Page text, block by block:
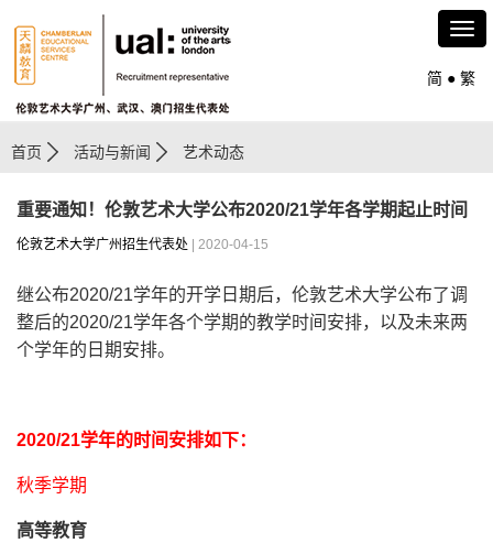
简 ● 繁
首页 活动与新闻 艺术动态
重要通知！伦敦艺术大学公布2020/21学年各学期起止时间
伦敦艺术大学广州招生代表处 | 2020-04-15
继公布2020/21学年的开学日期后，伦敦艺术大学公布了调
整后的2020/21学年各个学期的教学时间安排，以及未来两
个学年的日期安排。
2020/21学年的时间安排如下：
秋季学期
高等教育